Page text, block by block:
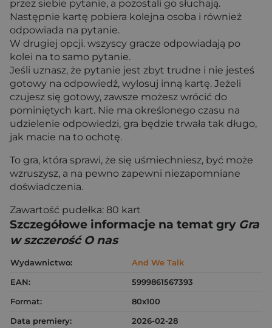
przez siebie pytanie, a pozostali go słuchają.
Następnie kartę pobiera kolejna osoba i również
odpowiada na pytanie.
W drugiej opcji. wszyscy gracze odpowiadają po
kolei na to samo pytanie.
Jeśli uznasz, że pytanie jest zbyt trudne i nie jesteś
gotowy na odpowiedź, wylosuj inną kartę. Jeżeli
czujesz się gotowy, zawsze możesz wrócić do
pominiętych kart. Nie ma określonego czasu na
udzielenie odpowiedzi, gra będzie trwała tak długo,
jak macie na to ochotę.
To gra, która sprawi, że się uśmiechniesz, być może
wzruszysz, a na pewno zapewni niezapomniane
doświadczenia.
Zawartość pudełka: 80 kart
Szczegółowe informacje na temat gry Gra
w szczerość O nas
Wydawnictwo:
And We Talk
EAN:
5999861567393
Format:
80x100
Data premiery:
2026-02-28